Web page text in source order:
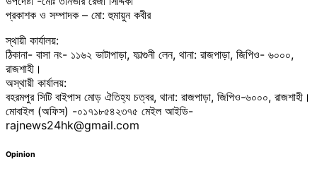
প্রকাশক ও সম্পাদক – মো: হুমায়ুন কবীর
স্থায়ী কার্যালয়:
ঠিকানা- বাসা নং- ১১৬২ ভাটাপাড়া, ফাল্গুনী লেন, থানা: রাজপাড়া, জিপিও- ৬০০০,
রাজশাহী।
অস্থায়ী কার্যালয়:
বহরমপুর সিটি বাইপাস মোড় ঐতিহ্য চত্বর, থানা: রাজপাড়া, জিপিও-৬০০০, রাজশাহী।
মোবাইল (অফিস) -০১৭১৮৫৪২৩৭৫ মেইল আইডি-
rajnews24hk@gmail.com
Opinion